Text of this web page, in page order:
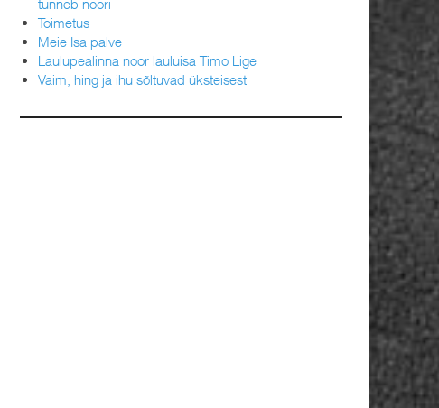
Daniel Levi Viinalass – täiskasvanud laps, kes
tunneb noori
Toimetus
Laulupealinna noor lauluisa Timo Lige